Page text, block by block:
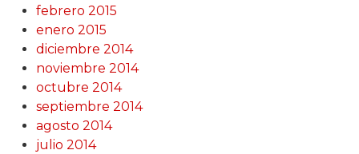
febrero 2015
enero 2015
diciembre 2014
noviembre 2014
octubre 2014
septiembre 2014
agosto 2014
julio 2014